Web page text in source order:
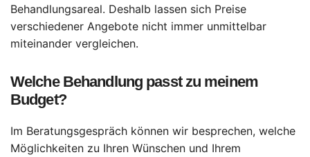
Behandlungsareal. Deshalb lassen sich Preise
verschiedener Angebote nicht immer unmittelbar
miteinander vergleichen.
Welche Behandlung passt zu meinem
Budget?
Im Beratungsgespräch können wir besprechen, welche
Möglichkeiten zu Ihren Wünschen und Ihrem